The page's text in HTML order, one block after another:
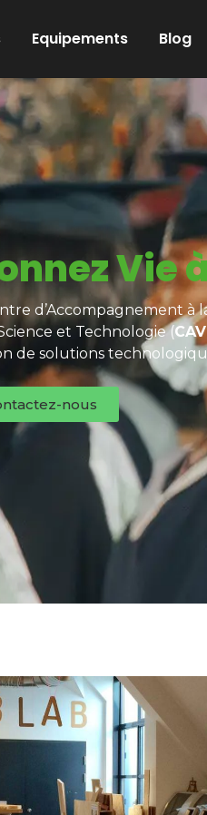
Equipements Blog
Vie
d’Accompagnement à
et Technologie (
de solutions
nous